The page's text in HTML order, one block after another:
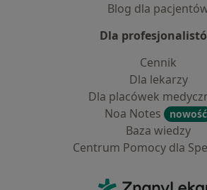
Blog dla
Dla
Cennik
Dla lekarzy
Dla placówek
Noa Notes
nowość
Baza wiedzy
Centrum Pomocy dla